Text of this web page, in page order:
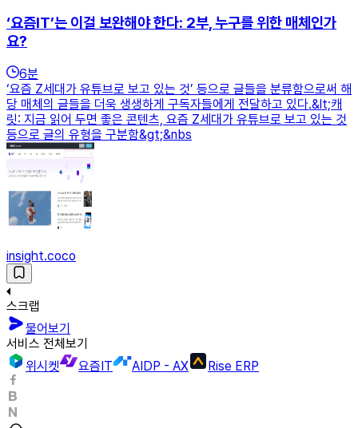
‘요즘IT’는 이걸 보완해야 한다: 2부, 누구를 위한 매체인가
요?
6분
‘요즘 Z세대가 유튜브로 보고 있는 것’ 등으로 글들을 분류함으로써 해
당 매체의 글들을 더욱 생생하게 구독자들에게 전달하고 있다.&lt;캐
릿: 지금 읽어 두면 좋은 콘텐츠, 요즘 Z세대가 유튜브로 보고 있는 것
등으로 글의 유형을 구분함&gt;&nbs
insight.coco
스크랩
물어보기
서비스 전체보기
위시켓
요즘IT AIDP - AX Rise ERP